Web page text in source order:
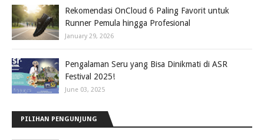
Rekomendasi OnCloud 6 Paling Favorit untuk
Runner Pemula hingga Profesional
January 29, 2026
Pengalaman Seru yang Bisa Dinikmati di ASR
Festival 2025!
June 03, 2025
PILIHAN PENGUNJUNG